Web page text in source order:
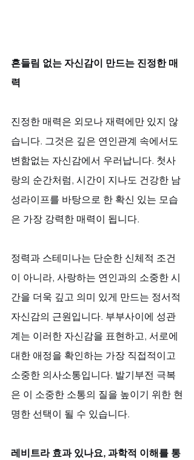
흔들림 없는 자신감이 만드는 진정한 매
력
진정한 매력은 외모나 재력에만 있지 않
습니다. 그것은 깊은 연인관계 속에서도
변함없는 자신감에서 우러납니다. 첫사
랑의 순간처럼, 시간이 지나도 건강한 남
성라이프를 바탕으로 한 확신 있는 모습
은 가장 강력한 매력이 됩니다.
정력과 스테미나는 단순한 신체적 조건
이 아니라, 사랑하는 연인과의 소중한 시
간을 더욱 깊고 의미 있게 만드는 정서적
자신감의 근원입니다. 부부사이에 성관
계는 이러한 자신감을 표현하고, 서로에
대한 애정을 확인하는 가장 직접적이고
소중한 의사소통입니다. 발기부전 극복
은 이 소중한 소통의 질을 높이기 위한 현
명한 선택이 될 수 있습니다.
레비트라 효과 있나요, 과학적 이해를 통